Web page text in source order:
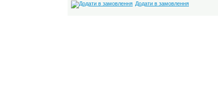
Додати в замовлення